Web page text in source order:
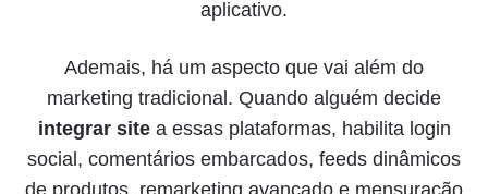
aplicativo.
Ademais, há um aspecto que vai além do
marketing tradicional. Quando alguém decide
integrar sitea essas plataformas, habilita login
social, comentários embarcados, feeds dinâmicos